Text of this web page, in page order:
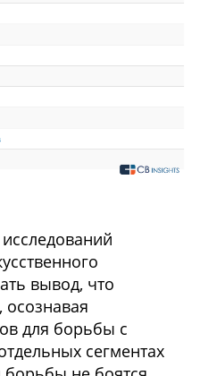
вывод, что
для борьбы с
сегментах